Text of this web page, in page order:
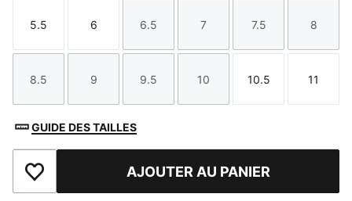
Taille
5.5
Taille
6
Taille
6.5
Taille
7
Taille
7.5
Taille
8
Taille
8.5
Taille
9
Taille
9.5
Taille
10
Taille
10.5
Taille
11
GUIDE DES TAILLES
Ajouter à la liste de souhaits
AJOUTER AU PANIER